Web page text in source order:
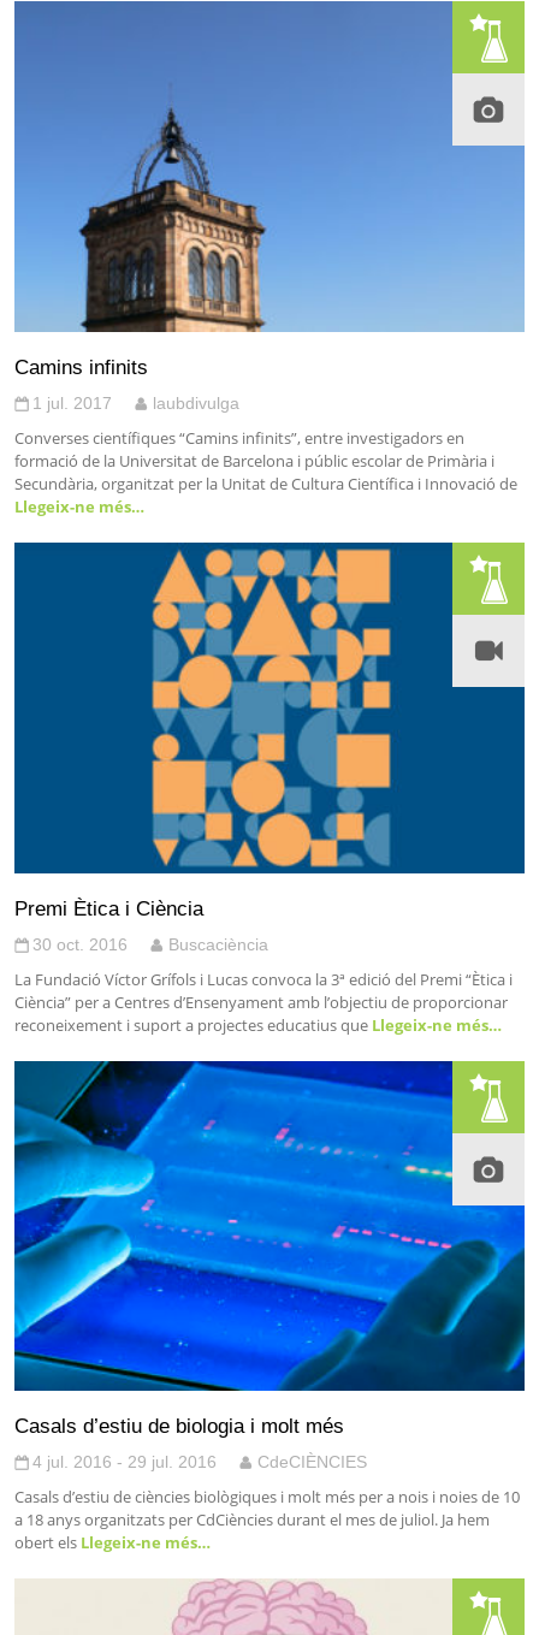
Camins infinits
1 jul. 2017 laubdivulga
Converses científiques “Camins infinits”, entre investigadors en
formació de la Universitat de Barcelona i públic escolar de Primària i
Secundària, organitzat per la Unitat de Cultura Científica i Innovació de
Llegeix-ne més…
Premi Ètica i Ciència
30 oct. 2016 Buscaciència
La Fundació Víctor Grífols i Lucas convoca la 3ª edició del Premi “Ètica i
Ciència” per a Centres d’Ensenyament amb l’objectiu de proporcionar
reconeixement i suport a projectes educatius que Llegeix-ne més…
Casals d’estiu de biologia i molt més
4 jul. 2016 - 29 jul. 2016 CdeCIÈNCIES
Casals d’estiu de ciències biològiques i molt més per a nois i noies de 10
a 18 anys organitzats per CdCiències durant el mes de juliol. Ja hem
obert els Llegeix-ne més…